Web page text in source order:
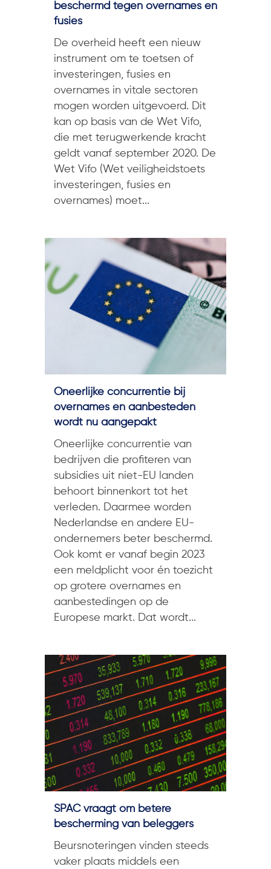
beschermd tegen overnames en
fusies
De overheid heeft een nieuw
instrument om te toetsen of
investeringen, fusies en
overnames in vitale sectoren
mogen worden uitgevoerd. Dit
kan op basis van de Wet Vifo,
die met terugwerkende kracht
geldt vanaf september 2020. De
Wet Vifo (Wet veiligheidstoets
investeringen, fusies en
overnames) moet...
Oneerlijke concurrentie bij
overnames en aanbesteden
wordt nu aangepakt
Oneerlijke concurrentie van
bedrijven die profiteren van
subsidies uit niet-EU landen
behoort binnenkort tot het
verleden. Daarmee worden
Nederlandse en andere EU-
ondernemers beter beschermd.
Ook komt er vanaf begin 2023
een meldplicht voor én toezicht
op grotere overnames en
aanbestedingen op de
Europese markt. Dat wordt...
SPAC vraagt om betere
bescherming van beleggers
Beursnoteringen vinden steeds
vaker plaats middels een